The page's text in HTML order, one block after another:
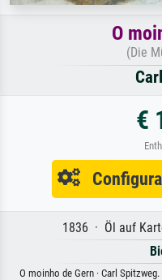
O
(Die
€
1836 · Öl auf
O moinho de Gern · Carl